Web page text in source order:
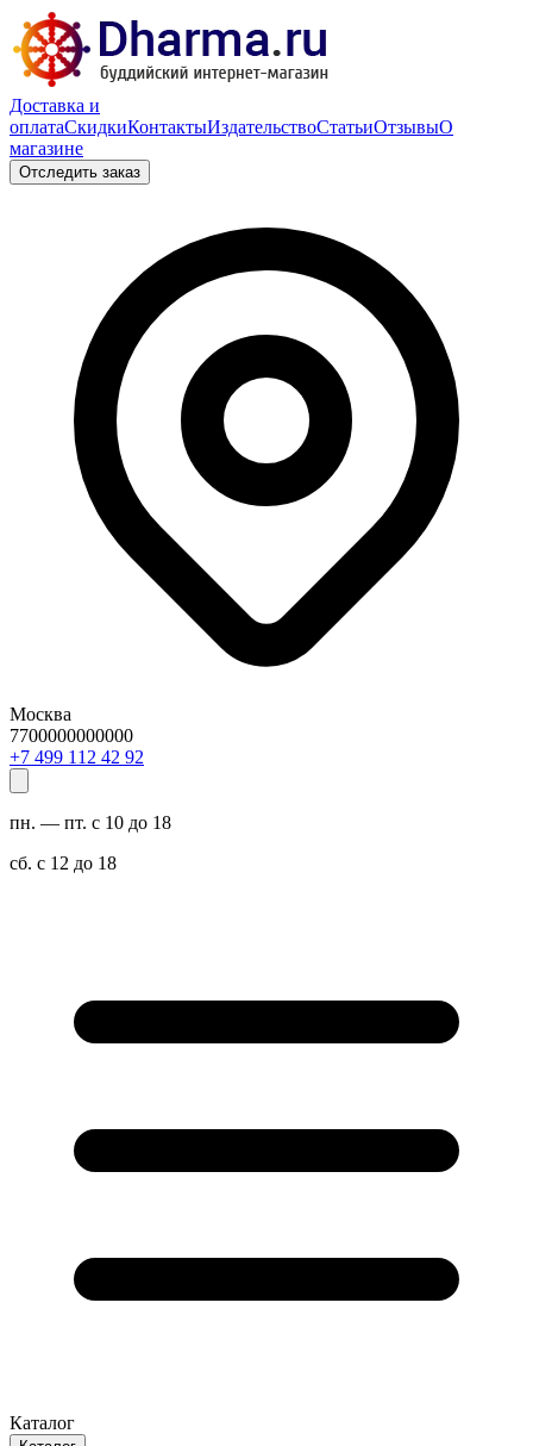
Доставка и
оплатаСкидкиКонтактыИздательствоСтатьиОтзывыО
магазине
Отследить заказ
Москва
7700000000000
29 24 211 994 7+
пн. — пт. с 10 до 18
сб. с 12 до 18
Каталог